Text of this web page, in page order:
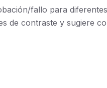
fallo para
de contraste y sugiere